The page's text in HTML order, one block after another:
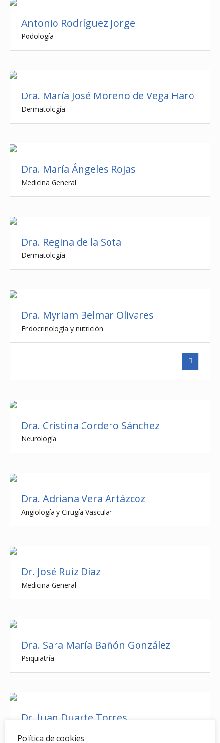
Antonio Rodríguez Jorge
Podología
Dra. María José Moreno de Vega Haro
Dermatología
Dra. María Ángeles Rojas
Medicina General
Dra. Regina de la Sota
Dermatología
Dra. Myriam Belmar Olivares
Endocrinología y nutrición
Dra. Cristina Cordero Sánchez
Neurología
Dra. Adriana Vera Artázcoz
Angiología y Cirugía Vascular
Dr. José Ruiz Díaz
Medicina General
Dra. Sara María Bañón González
Psiquiatría
Dr. Juan Duarte Torres
Política de cookies